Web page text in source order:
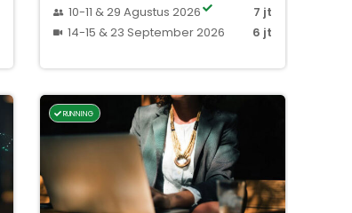
10-11 & 29 Agustus 2026
7 jt
14-15 & 23 September 2026
6 jt
RUNNING